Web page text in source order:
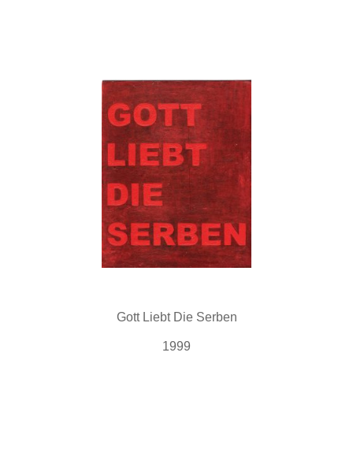
Gott Liebt Die Serben
1999